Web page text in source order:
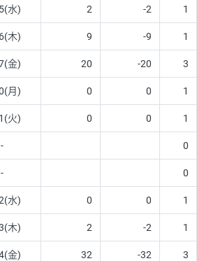
水) 2 -2 1
木) 9 -9 1
金) 20 -20 3
月) 0 0 1
火) 0 0 1
- 0
- 0
水) 0 0 1
木) 2 -2 1
金) 32 -32 3